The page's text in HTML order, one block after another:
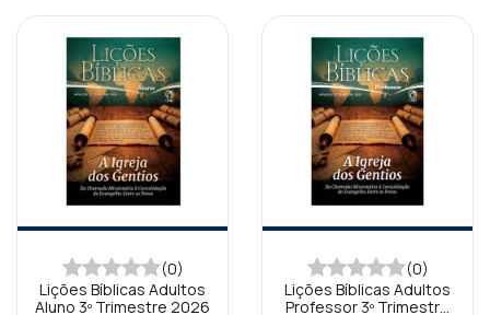
(0)
Lições Bíblicas Adultos
Aluno 3º Trimestre 2026
(0)
Lições Bíblicas Adultos
Professor 3º Trimestre